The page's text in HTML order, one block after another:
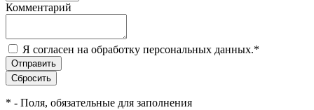
Комментарий
Я согласен на обработку персональных данных.*
* - Поля, обязательные для заполнения